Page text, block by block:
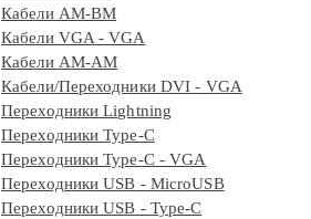
Кабели AM-BM
Кабели VGA - VGA
Кабели АМ-АМ
Кабели/Переходники DVI - VGA
Переходники Lightning
Переходники Type-C
Переходники Type-C - VGA
Переходники USB - MicroUSB
Переходники USB - Type-C